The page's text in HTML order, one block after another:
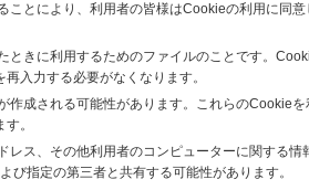
とにより、利用者の皆様はCookieの利用に同意
きに利用するためのファイルのことです。
入力する必要がなくなります。
成される可能性があります。これらのCookieを
。
ス、その他利用者のコンピューターに関する情
指定の第三者と共有する可能性があります。